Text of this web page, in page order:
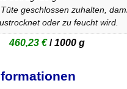
geschlossen zuhalten,
oder zu feucht wird.
460,23€/1000 g